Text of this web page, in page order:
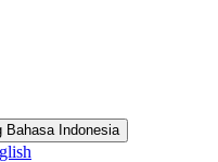
Bahasa Indonesia